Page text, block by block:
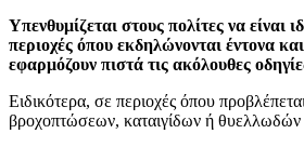
Υπενθυμίζεται στους πολίτες να είναι
περιοχές όπου εκδηλώνονται έντονα
εφαρμόζουν πιστά τις ακόλουθες
Ειδικότερα, σε περιοχές όπου
βροχοπτώσεων, καταιγίδων ή